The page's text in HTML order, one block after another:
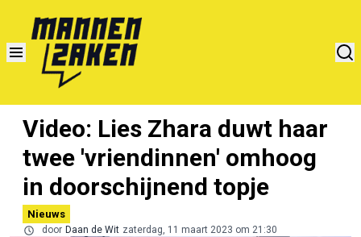
Video: Lies Zhara duwt haar
twee 'vriendinnen' omhoog
in doorschijnend topje
Nieuws
door Daan de Wit zaterdag, 11 maart 2023 om 21:30